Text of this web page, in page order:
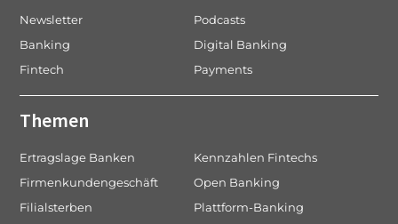
Newsletter
Podcasts
Banking
Digital Banking
Fintech
Payments
Themen
Ertragslage Banken
Kennzahlen Fintechs
Firmenkundengeschäft
Open Banking
Filialsterben
Plattform-Banking